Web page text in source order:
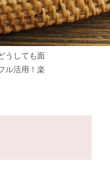
うしても面
ル活用！楽